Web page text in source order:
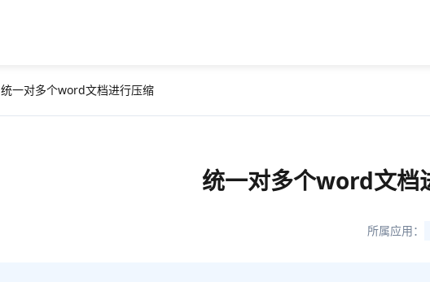
统一对多个word文档进行压缩
统一对多个word文档
所属应用：